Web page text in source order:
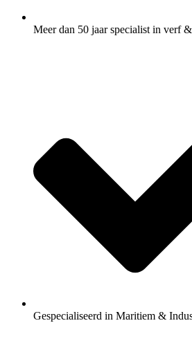
Meer dan 50 jaar specialist in verf
Gespecialiseerd in Maritiem &